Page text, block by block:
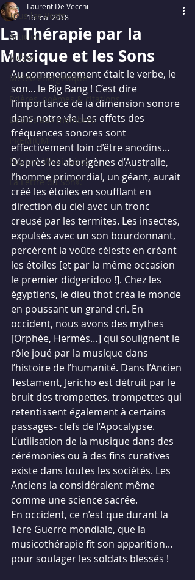
Tous les Posts
Articles
Vidéos
Météo énergétique
Prières, poèmes & citations
Dédiés aux membres
PREMIUM
Replays Webinaires
La Lettre du Son©
La Thérapie par la
Musique et les Sons
Laurent De Vecchi
16 mai 2018
Au commencement était le verbe, le
son... le Big Bang ! C’est dire
l’importance de la dimension sonore
dans notre vie. Les effets des
fréquences sonores sont
effectivement loin d’être anodins…
D’après les aborigènes d’Australie,
l’homme primordial, un géant, aurait
créé les étoiles en soufflant en
direction du ciel avec un tronc
creusé par les termites. Les insectes,
expulsés avec un son bourdonnant,
percèrent la voûte céleste en créant
les étoiles [et par la même occasion
le premier didgeridoo !]. Chez les
égyptiens, le dieu thot créa le monde
en poussant un grand cri. En
occident, nous avons des mythes
[Orphée, Hermès…] qui soulignent le
rôle joué par la musique dans
l’histoire de l’humanité. Dans l’Ancien
Testament, Jericho est détruit par le
bruit des trompettes. trompettes qui
retentissent également à certains
passages- clefs de l’Apocalypse.
L’utilisation de la musique dans des
cérémonies ou à des fins curatives
existe dans toutes les sociétés. Les
Anciens la considéraient même
comme une science sacrée.
En occident, ce n’est que durant la
1ère Guerre mondiale, que la
musicothérapie fît son apparition...
pour soulager les soldats blessés !